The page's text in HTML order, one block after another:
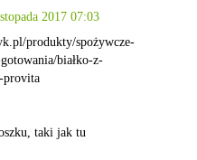
2017 07:03
produkty/spożywcze-
białko-z-
provita
taki jak tu